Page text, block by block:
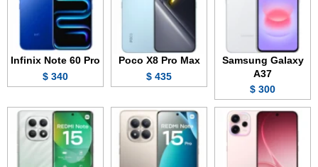
Samsung Galaxy
A37
300 $
Poco X8 Pro Max
435 $
Infinix Note 60 Pro
340 $